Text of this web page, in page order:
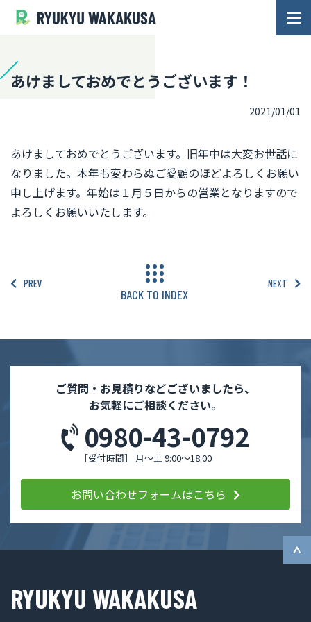
あけましておめでとうございます！
2021/01/01
あけましておめでとうございます。旧年中は大変お世話に
なりました。本年も変わらぬご愛顧のほどよろしくお願い
申し上げます。年始は１月５日からの営業となりますので
よろしくお願いいたします。
PREV
BACK TO INDEX
NEXT
ご質問・お見積りなどございましたら、
お気軽にご相談ください。
0980-43-0792
［受付時間］ 月〜土 9:00〜18:00
お問い合わせフォームはこちら
RYUKYU WAKAKUSA